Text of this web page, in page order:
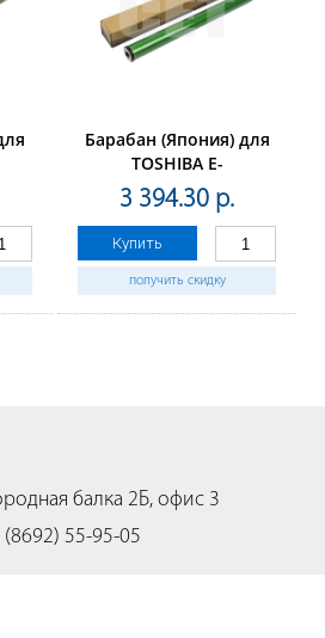
2820C/2830C/3500C/3510C/3520C/
Барабан (Япония) для
TOSHIBA E-
Studio2040C/2540C/3040C/
(CET), 60000 стр., CET7415
3 394.30 р.
Купить
получить скидку
балка 2Б, офис 3
55-95-05